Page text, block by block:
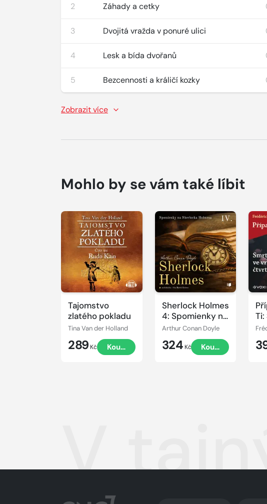
2 Záhady a cetky
3 Dvojitá vražda v ponuré ulici
4 Lesk a bída dvořanů
5 Bezcennosti a králičí kozky
Zobrazit více
Mohlo by se vám také líbit
Tajomstvo
zlatého pokladu
Tina Van der Holland
289 Kč Koupit
Přehrát
ukázku
Sherlock Holmes
4: Spomienky na
Sherlocka
Holmesa
Arthur Conan Doyle
324 Kč Koupit
Přehrát
ukázku
Ti:
V